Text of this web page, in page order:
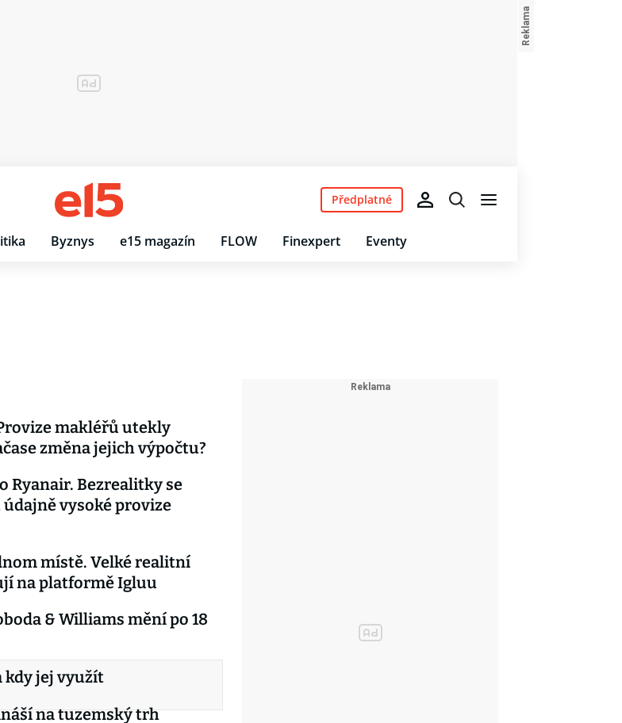
Byznys e15 magazín FLOW Finexpert Eventy
Předplatné
makléřů utekly
změna jejich výpočtu?
Ryanair. Bezrealitky se
vysoké provize
místě. Velké realitní
na platformě Igluu
& Williams mění po 18
kdy jej využít
na tuzemský trh